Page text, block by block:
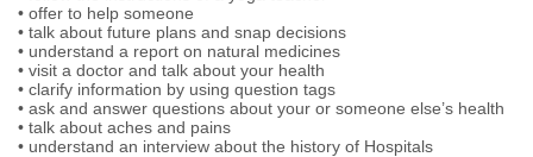
• offer to help someone
• talk about future plans and snap decisions
• understand a report on natural medicines
• visit a doctor and talk about your health
• clarify information by using question tags
• ask and answer questions about your or someone else’s health
• talk about aches and pains
• understand an interview about the history of Hospitals